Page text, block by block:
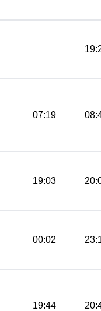
07:19
19:03
00:02
19:44